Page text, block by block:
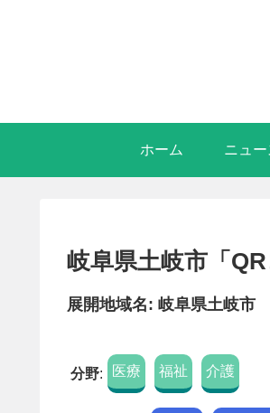
ホーム ニュー
岐阜県土岐市「
展開地域名: 岐阜県土岐市
分野: 医療 福祉 介護